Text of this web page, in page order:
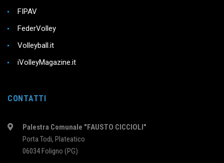
FIPAV
FederVolley
Volleyball.it
iVolleyMagazine.it
CONTATTI
Palestra Comunale "FAUSTO CICCIOLI"
Porta Todi, Plateatico
06034 Foligno (PG)